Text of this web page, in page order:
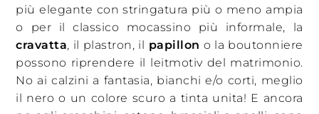
più elegante con stringatura più o meno ampia
o per il classico mocassino più informale, la
cravatta, il plastron, il papillon o la boutonniere
possono riprendere il leitmotiv del matrimonio.
No ai calzini a fantasia, bianchi e/o corti, meglio
il nero o un colore scuro a tinta unita! E ancora